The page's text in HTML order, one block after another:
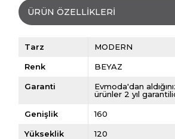
ÜRÜN ÖZELLIKLERI
Tarz MODERN
Renk BEYAZ
Garanti
Evmoda'dan
ürünler 2 yıl
Genişlik 160
Yükseklik 120